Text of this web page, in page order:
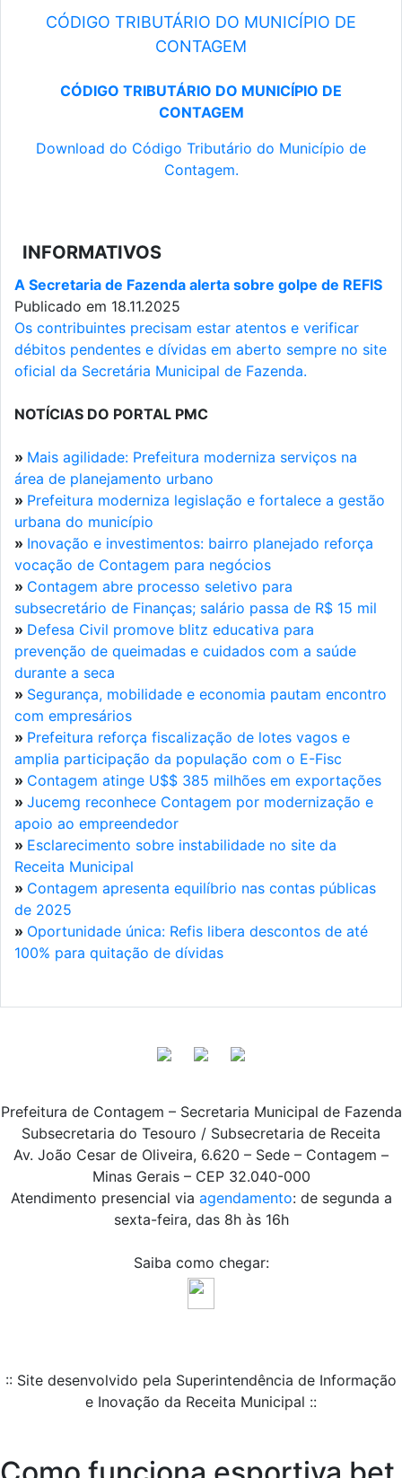
CÓDIGO TRIBUTÁRIO DO MUNICÍPIO DE
CONTAGEM
CÓDIGO TRIBUTÁRIO DO MUNICÍPIO DE
CONTAGEM
Download do Código Tributário do Município de
Contagem.
INFORMATIVOS
A Secretaria de Fazenda alerta sobre golpe de REFIS
Publicado em 18.11.2025
Os contribuintes precisam estar atentos e verificar
débitos pendentes e dívidas em aberto sempre no site
oficial da Secretária Municipal de Fazenda.
NOTÍCIAS DO PORTAL PMC
» Mais agilidade: Prefeitura moderniza serviços na
área de planejamento urbano
» Prefeitura moderniza legislação e fortalece a gestão
urbana do município
» Inovação e investimentos: bairro planejado reforça
vocação de Contagem para negócios
» Contagem abre processo seletivo para
subsecretário de Finanças; salário passa de R$ 15 mil
» Defesa Civil promove blitz educativa para
prevenção de queimadas e cuidados com a saúde
durante a seca
» Segurança, mobilidade e economia pautam encontro
com empresários
» Prefeitura reforça fiscalização de lotes vagos e
amplia participação da população com o E-Fisc
» Contagem atinge U$$ 385 milhões em exportações
» Jucemg reconhece Contagem por modernização e
apoio ao empreendedor
» Esclarecimento sobre instabilidade no site da
Receita Municipal
» Contagem apresenta equilíbrio nas contas públicas
de 2025
» Oportunidade única: Refis libera descontos de até
100% para quitação de dívidas
Prefeitura de Contagem – Secretaria Municipal de Fazenda
Subsecretaria do Tesouro / Subsecretaria de Receita
Av. João Cesar de Oliveira, 6.620 – Sede – Contagem –
Minas Gerais – CEP 32.040-000
Atendimento presencial via agendamento: de segunda a
sexta-feira, das 8h às 16h
Saiba como chegar:
:: Site desenvolvido pela Superintendência de Informação
e Inovação da Receita Municipal ::